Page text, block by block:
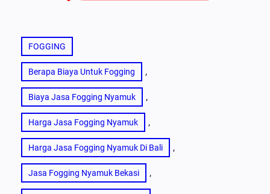
FOGGING
Berapa Biaya Untuk Fogging ,
Biaya Jasa Fogging Nyamuk ,
Harga Jasa Fogging Nyamuk ,
Harga Jasa Fogging Nyamuk Di Bali ,
Jasa Fogging Nyamuk Bekasi ,